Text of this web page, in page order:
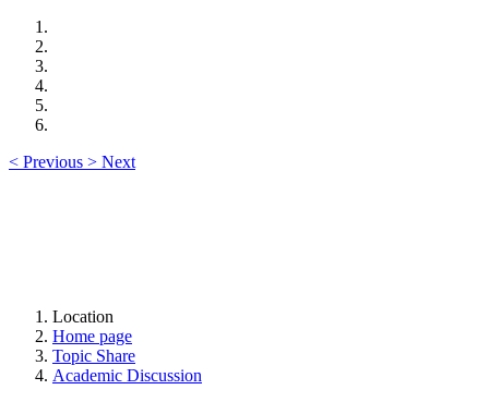
< Previous > Next
Location
Home page
Topic Share
Academic Discussion